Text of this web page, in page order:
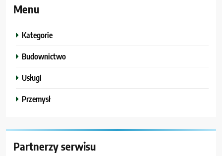
Menu
Kategorie
Budownictwo
Usługi
Przemysł
Partnerzy serwisu